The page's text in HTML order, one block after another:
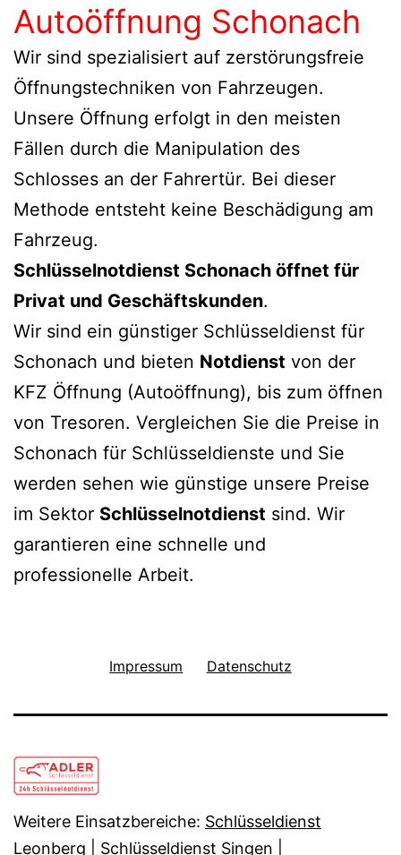
Autoöffnung Schonach
Wir sind spezialisiert auf zerstörungsfreie
Öffnungstechniken von Fahrzeugen.
Unsere Öffnung erfolgt in den meisten
Fällen durch die Manipulation des
Schlosses an der Fahrertür. Bei dieser
Methode entsteht keine Beschädigung am
Fahrzeug.
Schlüsselnotdienst Schonach öffnet für
Privat und Geschäftskunden.
Wir sind ein günstiger Schlüsseldienst für
Schonach und bieten Notdienst von der
KFZ Öffnung (Autoöffnung), bis zum öffnen
von Tresoren. Vergleichen Sie die Preise in
Schonach für Schlüsseldienste und Sie
werden sehen wie günstige unsere Preise
im Sektor Schlüsselnotdienst sind. Wir
garantieren eine schnelle und
professionelle Arbeit.
Impressum Datenschutz
Weitere Einsatzbereiche: Schlüsseldienst
Leonberg
Schlüsseldienst Singen